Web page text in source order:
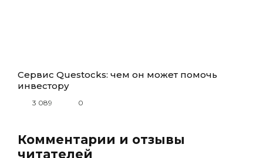
Сервис Questocks: чем он может помочь
инвестору
3 089 0
Комментарии и отзывы
читателей